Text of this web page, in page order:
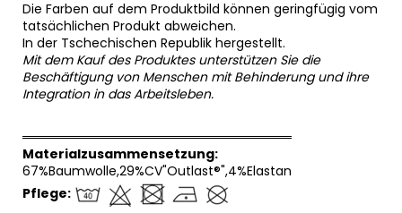
Die Farben auf dem Produktbild können geringfügig vom
tatsächlichen Produkt abweichen.
In der Tschechischen Republik hergestellt.
Mit dem Kauf des Produktes unterstützen Sie die
Beschäftigung von Menschen mit Behinderung und ihre
Integration in das Arbeitsleben.
══════════════════════════════
Materialzusammensetzung:
67%Baumwolle,29%CV"Outlast®",4%Elastan
Pflege: